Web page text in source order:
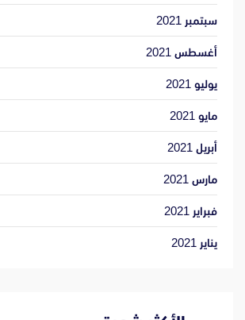
سبتمبر 2021
أغسطس 2021
يوليو 2021
مايو 2021
أبريل 2021
مارس 2021
فبراير 2021
يناير 2021